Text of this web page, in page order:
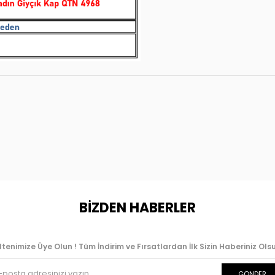
BİZDEN HABERLER
Üye Olun ! Tüm İndirim ve Fırsatlardan İlk Sizin Haberiniz